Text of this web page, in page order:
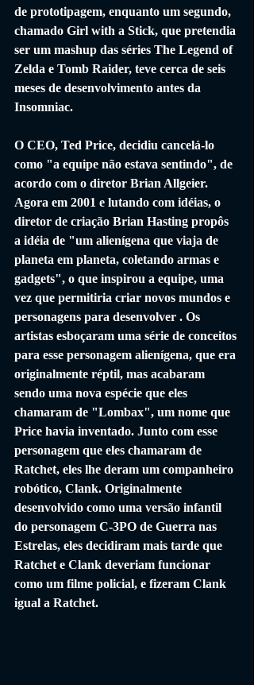
de prototipagem, enquanto um segundo,
chamado Girl with a Stick, que pretendia
ser um mashup das séries The Legend of
Zelda e Tomb Raider, teve cerca de seis
meses de desenvolvimento antes da
Insomniac.
O CEO, Ted Price, decidiu cancelá-lo
como "a equipe não estava sentindo", de
acordo com o diretor Brian Allgeier.
Agora em 2001 e lutando com idéias, o
diretor de criação Brian Hasting propôs
a idéia de "um alienígena que viaja de
planeta em planeta, coletando armas e
gadgets", o que inspirou a equipe, uma
vez que permitiria criar novos mundos e
personagens para desenvolver . Os
artistas esboçaram uma série de conceitos
para esse personagem alienígena, que era
originalmente réptil, mas acabaram
sendo uma nova espécie que eles
chamaram de "Lombax", um nome que
Price havia inventado. Junto com esse
personagem que eles chamaram de
Ratchet, eles lhe deram um companheiro
robótico, Clank. Originalmente
desenvolvido como uma versão infantil
do personagem C-3PO de Guerra nas
Estrelas, eles decidiram mais tarde que
Ratchet e Clank deveriam funcionar
como um filme policial, e fizeram Clank
igual a Ratchet.